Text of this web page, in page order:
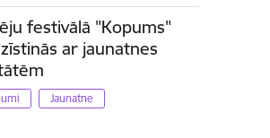
festivālā "Kopums"
ar jaunatnes
Jaunatne